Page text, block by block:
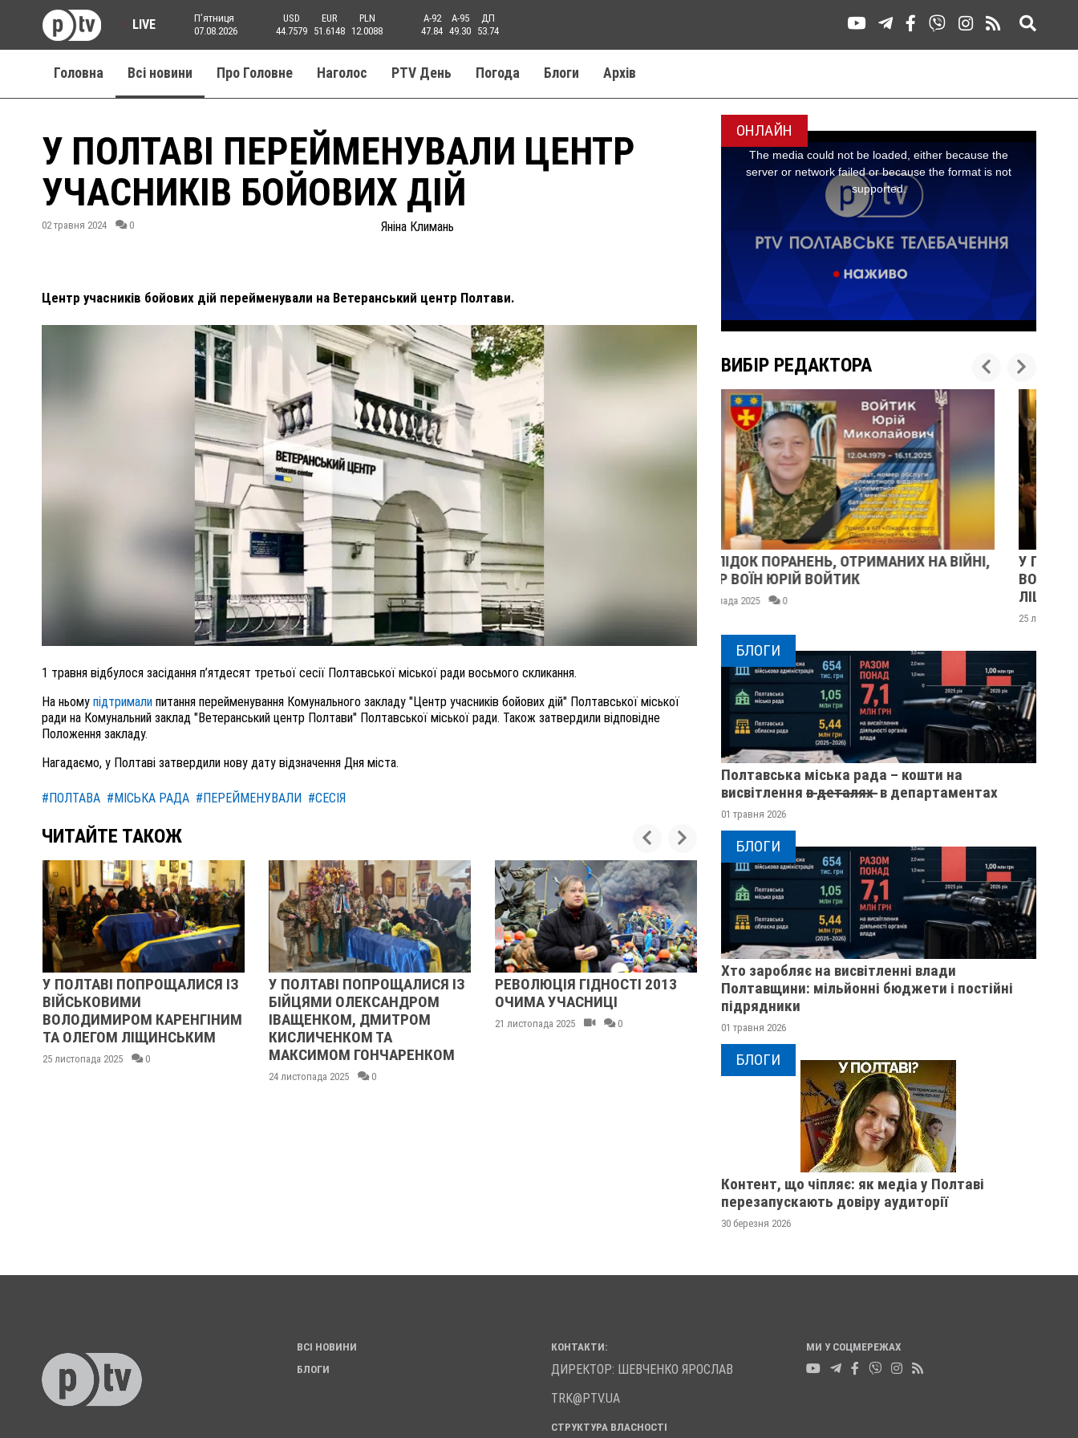
LIVE
Пʼятниця
07.08.2026
USD
44.7579
EUR
51.6148
PLN
12.0088
A-92
47.84
A-95
49.30
ДП
53.74
Головна Всі новини Про Головне Наголос PTV День Погода Блоги Aрхів
У ПОЛТАВІ ПЕРЕЙМЕНУВАЛИ ЦЕНТР
УЧАСНИКІВ БОЙОВИХ ДІЙ
02 травня 2024 0 Яніна Климань
Центр учасників бойових дій перейменували на Ветеранський центр Полтави.
1 травня відбулося засідання п’ятдесят третьої сесії Полтавської міської ради восьмого скликання.
На ньому підтримали питання перейменування Комунального закладу "Центр учасників бойових дій" Полтавської міської
ради на Комунальний заклад "Ветеранський центр Полтави" Полтавської міської ради. Також затвердили відповідне
Положення закладу.
Нагадаємо, у Полтаві затвердили нову дату відзначення Дня міста.
#ПОЛТАВА #МІСЬКА РАДА #ПЕРЕЙМЕНУВАЛИ #СЕСІЯ
ЧИТАЙТЕ ТАКОЖ
У ПОЛТАВІ ПОПРОЩАЛИСЯ ІЗ
ВІЙСЬКОВИМИ
ВОЛОДИМИРОМ КАРЕНГІНИМ
ТА ОЛЕГОМ ЛІЩИНСЬКИМ
25 листопада 2025 0
У ПОЛТАВІ ПОПРОЩАЛИСЯ ІЗ
БІЙЦЯМИ ОЛЕКСАНДРОМ
ІВАЩЕНКОМ, ДМИТРОМ
КИСЛИЧЕНКОМ ТА
МАКСИМОМ ГОНЧАРЕНКОМ
24 листопада 2025 0
РЕВОЛЮЦІЯ ГІДНОСТІ 2013
ОЧИМА УЧАСНИЦІ
21 листопада 2025 0
ЖІНКА ШТОВХНУЛА
ТЦКАШНИКА ПІД МАШИНУ -
МАШИНА НАЇХАЛА ЙОМУ НА
НОГУ
21 листопада 2025 0
ПОЛТАВСЬКИМ
ОНЛАЙН
ВИБІР РЕДАКТОРА
ПОЛІЦІЯ ПОЛТАВЩИНИ РОЗШУКУЄ 62-РІЧНУ
ЛЮДМИЛУ ТИМЧЕНКО
ВНАСЛІДОК ПОРАНЕНЬ, ОТРИМАНИХ НА ВІЙНІ,
ПОМЕР ВОЇН ЮРІЙ ВОЙТИК
25 листопада 2025 0
У ПОЛТАВІ ПОПРОЩАЛИСЯ ІЗ ВІЙСЬКОВИМИ
ВОЛОДИМИРОМ КАРЕНГІНИМ ТА ОЛЕГОМ
ЛІЩИНСЬКИМ
БЛОГИ
Полтавська міська рада – кошти на
висвітлення в̶ ̶д̶е̶т̶а̶л̶я̶х̶ ̶ в департаментах
01 травня 2026
БЛОГИ
Хто заробляє на висвітленні влади
Полтавщини: мільйонні бюджети і постійні
підрядники
01 травня 2026
БЛОГИ
Контент, що чіпляє: як медіа у Полтаві
перезапускають довіру аудиторії
30 березня 2026
ВСІ НОВИНИ
БЛОГИ
КОНТАКТИ:
ДИРЕКТОР: ШЕВЧЕНКО ЯРОСЛАВ
TRK@PTV.UA
СТРУКТУРА ВЛАСНОСТІ
МИ У СОЦМЕРЕЖАХ